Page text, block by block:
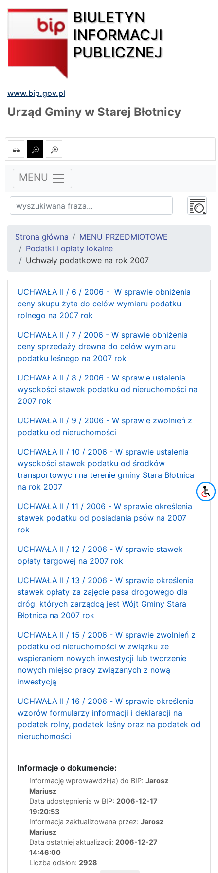
BIULETYN
INFORMACJI
PUBLICZNEJ
www.bip.gov.pl
Urząd Gminy w Starej Błotnicy
MENU
Strona główna
MENU PRZEDMIOTOWE
Podatki i opłaty lokalne
Uchwały podatkowe na rok 2007
UCHWAŁA II / 6 / 2006 - W sprawie obniżenia
ceny skupu żyta do celów wymiaru podatku
rolnego na 2007 rok
UCHWAŁA II / 7 / 2006 - W sprawie obniżenia
ceny sprzedaży drewna do celów wymiaru
podatku leśnego na 2007 rok
UCHWAŁA II / 8 / 2006 - W sprawie ustalenia
wysokości stawek podatku od nieruchomości na
2007 rok
UCHWAŁA II / 9 / 2006 - W sprawie zwolnień z
podatku od nieruchomości
UCHWAŁA II / 10 / 2006 - W sprawie ustalenia
wysokości stawek podatku od środków
transportowych na terenie gminy Stara Błotnica
na rok 2007
UCHWAŁA II / 11 / 2006 - W sprawie określenia
stawek podatku od posiadania psów na 2007
rok
UCHWAŁA II / 12 / 2006 - W sprawie stawek
opłaty targowej na 2007 rok
UCHWAŁA II / 13 / 2006 - W sprawie określenia
stawek opłaty za zajęcie pasa drogowego dla
dróg, których zarządcą jest Wójt Gminy Stara
Błotnica na 2007 rok
UCHWAŁA II / 15 / 2006 - W sprawie zwolnień z
podatku od nieruchomości w związku ze
wspieraniem nowych inwestycji lub tworzenie
nowych miejsc pracy związanych z nową
inwestycją
UCHWAŁA II / 16 / 2006 - W sprawie określenia
wzorów formularzy informacji i deklaracji na
podatek rolny, podatek leśny oraz na podatek od
nieruchomości
Informacje o dokumencie:
Informację wprowawdził(a) do BIP: Jarosz
Mariusz
Data udostępnienia w BIP: 2006-12-17
19:20:53
Informacja zaktualizowana przez: Jarosz
Mariusz
Data ostatniej aktualizacji: 2006-12-27
14:46:00
Liczba odsłon: 2928